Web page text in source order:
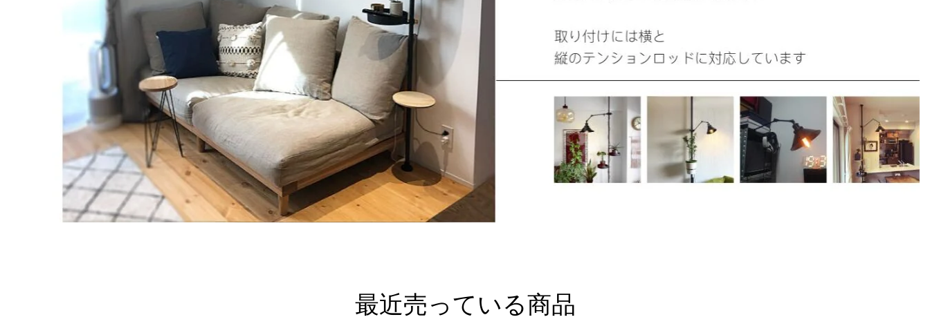
最近売っている商品